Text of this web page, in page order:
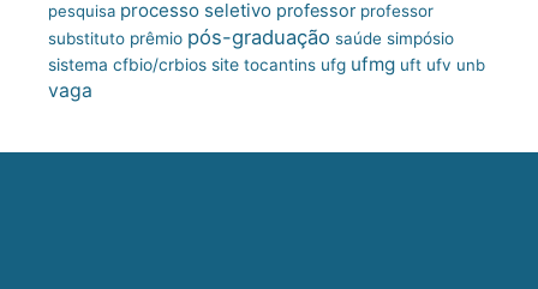
pesquisa processo seletivo professor professor
substituto prêmio pós-graduação saúde simpósio
sistema cfbio/crbios site tocantins ufg ufmg uft ufv unb
vaga